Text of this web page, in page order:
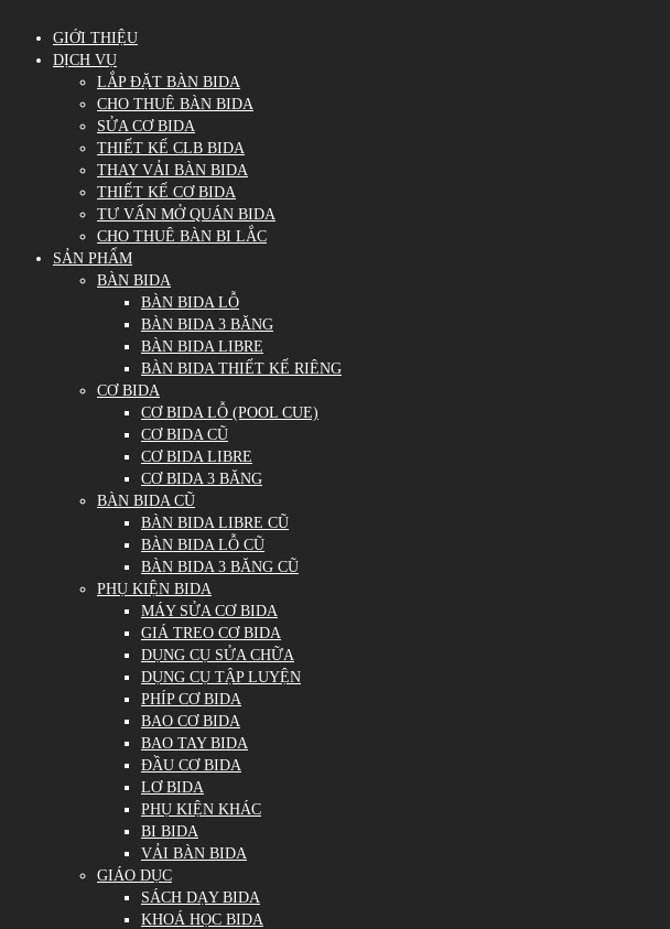
GIỚI THIỆU
DỊCH VỤ
LẮP ĐẶT BÀN BIDA
CHO THUÊ BÀN BIDA
SỬA CƠ BIDA
THIẾT KẾ CLB BIDA
THAY VẢI BÀN BIDA
THIẾT KẾ CƠ BIDA
TƯ VẤN MỞ QUÁN BIDA
CHO THUÊ BÀN BI LẮC
SẢN PHẨM
BÀN BIDA
BÀN BIDA LỖ
BÀN BIDA 3 BĂNG
BÀN BIDA LIBRE
BÀN BIDA THIẾT KẾ RIÊNG
CƠ BIDA
CƠ BIDA LỖ (POOL CUE)
CƠ BIDA CŨ
CƠ BIDA LIBRE
CƠ BIDA 3 BĂNG
BÀN BIDA CŨ
BÀN BIDA LIBRE CŨ
BÀN BIDA LỖ CŨ
BÀN BIDA 3 BĂNG CŨ
PHỤ KIỆN BIDA
MÁY SỬA CƠ BIDA
GIÁ TREO CƠ BIDA
DỤNG CỤ SỬA CHỮA
DỤNG CỤ TẬP LUYỆN
PHÍP CƠ BIDA
BAO CƠ BIDA
BAO TAY BIDA
ĐẦU CƠ BIDA
LƠ BIDA
PHỤ KIỆN KHÁC
BI BIDA
VẢI BÀN BIDA
GIÁO DỤC
SÁCH DẠY BIDA
KHOÁ HỌC BIDA